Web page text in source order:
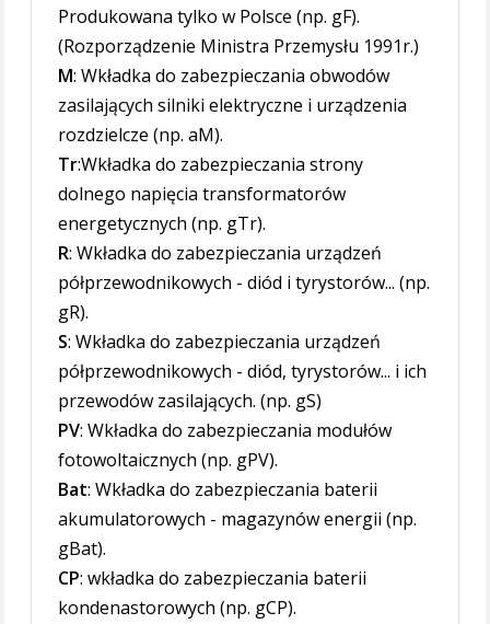
Produkowana tylko w Polsce (np. gF).
(Rozporządzenie Ministra Przemysłu 1991r.)
M: Wkładka do zabezpieczania obwodów
zasilających silniki elektryczne i urządzenia
rozdzielcze (np. aM).
Tr:Wkładka do zabezpieczania strony
dolnego napięcia transformatorów
energetycznych (np. gTr).
R: Wkładka do zabezpieczania urządzeń
półprzewodnikowych - diód i tyrystorów... (np.
gR).
S: Wkładka do zabezpieczania urządzeń
półprzewodnikowych - diód, tyrystorów... i ich
przewodów zasilających. (np. gS)
PV: Wkładka do zabezpieczania modułów
fotowoltaicznych (np. gPV).
Bat: Wkładka do zabezpieczania baterii
akumulatorowych - magazynów energii (np.
gBat).
CP: wkładka do zabezpieczania baterii
kondenastorowych (np. gCP).